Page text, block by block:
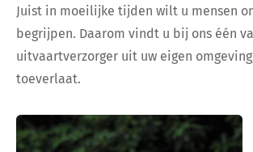
Juist in moeilijke tijden wilt u mensen
begrijpen. Daarom vindt u bij ons één
uitvaartverzorger uit uw eigen
toeverlaat.